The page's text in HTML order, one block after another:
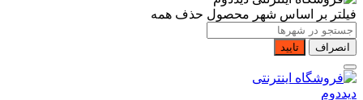
فیلتر بر اساس شهر محصول حذف همه
انصراف تایید